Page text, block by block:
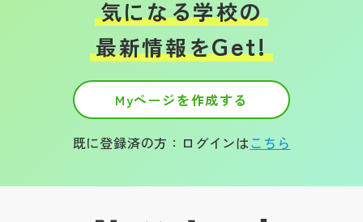
サイトマップ気になる学校の
最新情報をGet!
Myページを作成する
既に登録済の方：ログインはこちら